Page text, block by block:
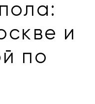
и
по